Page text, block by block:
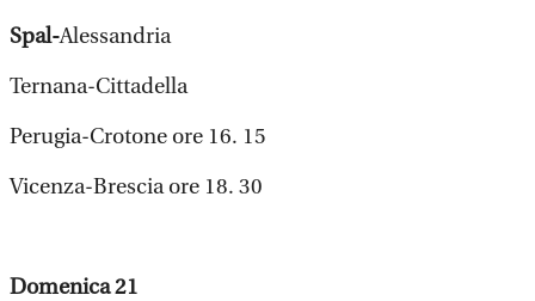
Spal-Alessandria
Ternana-Cittadella
Perugia-Crotone ore 16. 15
Vicenza-Brescia ore 18. 30
Domenica 21